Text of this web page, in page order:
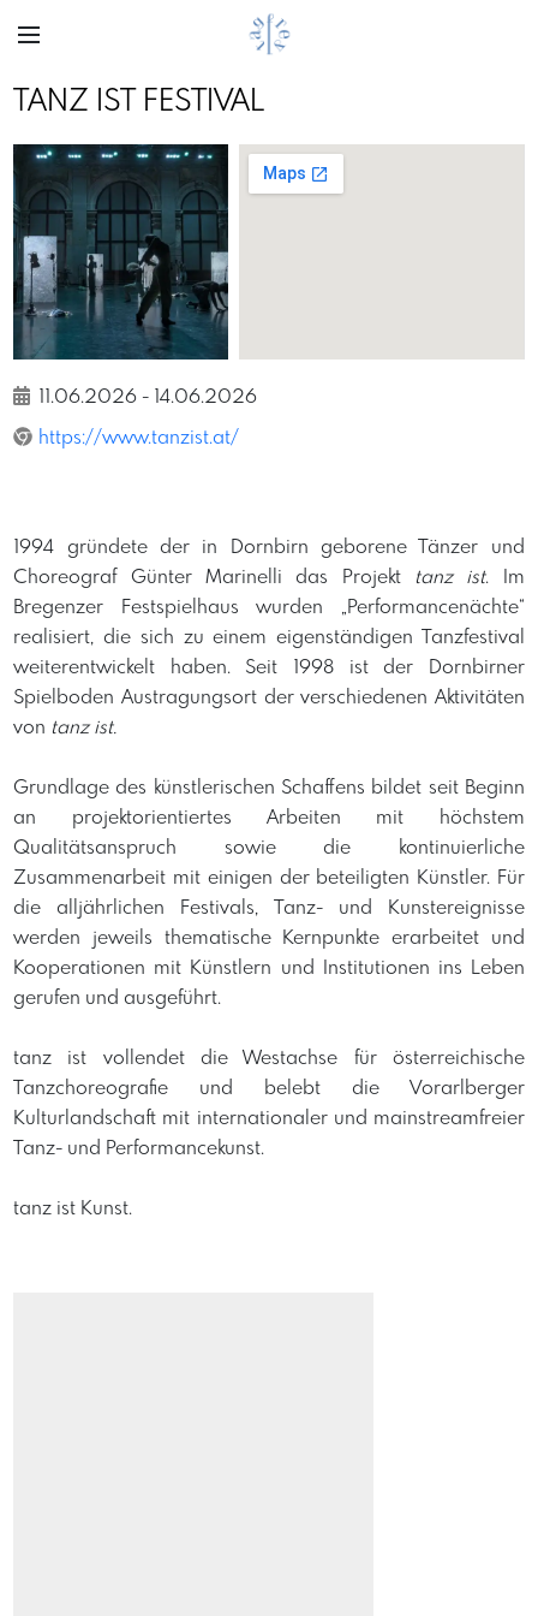
TANZ IST FESTIVAL
Previous Next
11.06.2026 - 14.06.2026
https://www.tanzist.at/
1994 gründete der in Dornbirn geborene Tänzer und
Choreograf Günter Marinelli das Projekt
tanz ist. Im
Bregenzer Festspielhaus wurden „Performancenächte“
realisiert, die sich zu einem eigenständigen Tanzfestival
weiterentwickelt haben. Seit 1998 ist der Dornbirner
Spielboden Austragungsort der verschiedenen Aktivitäten
von tanz ist.
Grundlage des künstlerischen Schaffens bildet seit Beginn
an projektorientiertes Arbeiten mit höchstem
Qualitätsanspruch sowie die kontinuierliche
Zusammenarbeit mit einigen der beteiligten Künstler. Für
die alljährlichen Festivals, Tanz- und Kunstereignisse
werden jeweils thematische Kernpunkte erarbeitet und
Kooperationen mit Künstlern und Institutionen ins Leben
gerufen und ausgeführt.
tanz ist vollendet die Westachse für österreichische
Tanzchoreografie und belebt die Vorarlberger
Kulturlandschaft mit internationaler und mainstreamfreier
Tanz- und Performancekunst.
tanz ist Kunst.